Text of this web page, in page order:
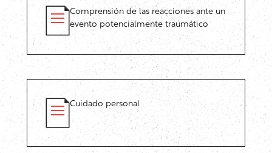
Comprensión de las reacciones ante un
evento potencialmente traumático
Cuidado personal